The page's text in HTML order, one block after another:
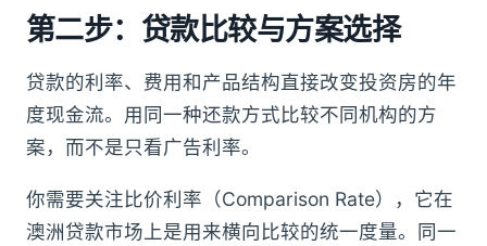
第二步：贷款比较与方案选择
贷款的利率、费用和产品结构直接改变投资房的年
度现金流。用同一种还款方式比较不同机构的方
案，而不是只看广告利率。
你需要关注比价利率（Comparison Rate），它在
澳洲贷款市场上是用来横向比较的统一度量。同一